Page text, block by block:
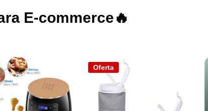
E-commerce🔥
Oferta